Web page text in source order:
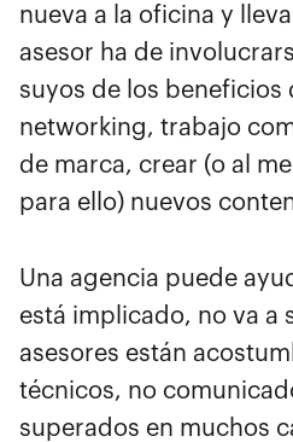
nueva a la oficina y
asesor ha de
suyos de los
networking, trabajo
de marca, crear (o al
para ello) nuevos
Una agencia puede
está implicado, no va a
asesores están
técnicos, no
superados en muchos